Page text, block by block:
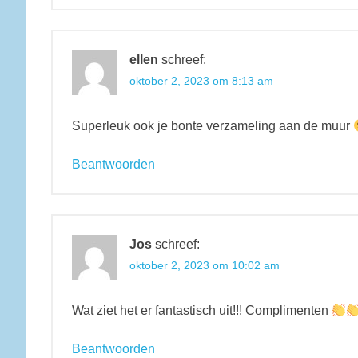
ellen schreef:
oktober 2, 2023 om 8:13 am
Superleuk ook je bonte verzameling aan de muur
Beantwoorden
Jos schreef:
oktober 2, 2023 om 10:02 am
Wat ziet het er fantastisch uit!!! Complimenten
Beantwoorden